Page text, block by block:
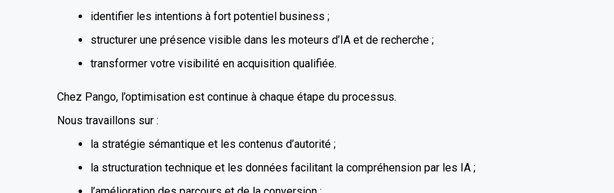
identifier les intentions à fort potentiel business ;
structurer une présence visible dans les moteurs d’IA et de recherche ;
transformer votre visibilité en acquisition qualifiée.
Chez Pango, l’optimisation est continue à chaque étape du processus.
Nous travaillons sur :
la stratégie sémantique et les contenus d’autorité ;
la structuration technique et les données facilitant la compréhension par les IA ;